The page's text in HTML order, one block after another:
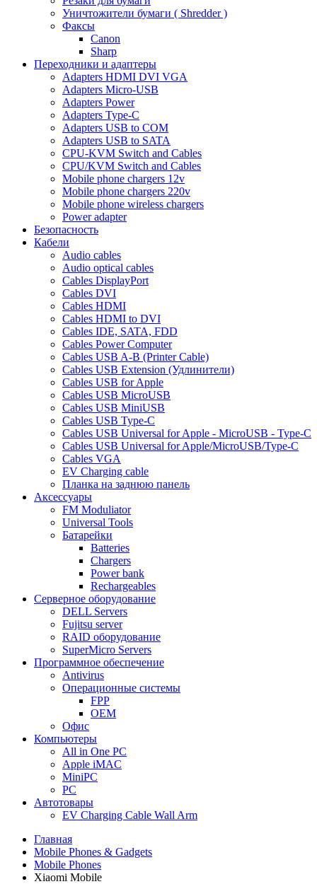
Уничтожители бумаги ( Shredder )
Факсы
Canon
Sharp
Переходники и адаптеры
Adapters HDMI DVI VGA
Adapters Micro-USB
Adapters Power
Adapters Type-C
Adapters USB to COM
Adapters USB to SATA
CPU-KVM Switch and Cables
CPU/KVM Switch and Cables
Mobile phone chargers 12v
Mobile phone chargers 220v
Mobile phone wireless chargers
Power adapter
Безопасность
Кабели
Audio cables
Audio optical cables
Cables DisplayPort
Cables DVI
Cables HDMI
Cables HDMI to DVI
Cables IDE, SATA, FDD
Cables Power Computer
Cables USB A-B (Printer Cable)
Cables USB Extension (Удлинители)
Cables USB for Apple
Cables USB MicroUSB
Cables USB MiniUSB
Cables USB Type-C
Cables USB Universal for Apple - MicroUSB - Type-C
Cables USB Universal for Apple/MicroUSB/Type-C
Cables VGA
EV Charging cable
Планка на заднюю панель
Аксессуары
FM Moduliator
Universal Tools
Батарейки
Batteries
Chargers
Power bank
Rechargeables
Серверное оборудование
DELL Servers
Fujitsu server
RAID оборудование
SuperMicro Servers
Программное обеспечение
Antivirus
Операционные системы
FPP
OEM
Офис
Компьютеры
All in One PC
Apple iMAC
MiniPC
PC
Автотовары
EV Charging Cable Wall Arm
Главная
Mobile Phones & Gadgets
Mobile Phones
Xiaomi Mobile